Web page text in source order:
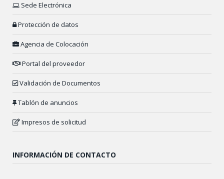
Sede Electrónica
Protección de datos
Agencia de Colocación
Portal del proveedor
Validación de Documentos
Tablón de anuncios
Impresos de solicitud
INFORMACIÓN DE CONTACTO